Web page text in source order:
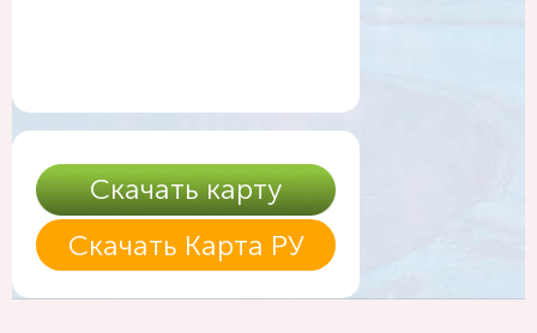
Скачать карту
Скачать Карта РУ